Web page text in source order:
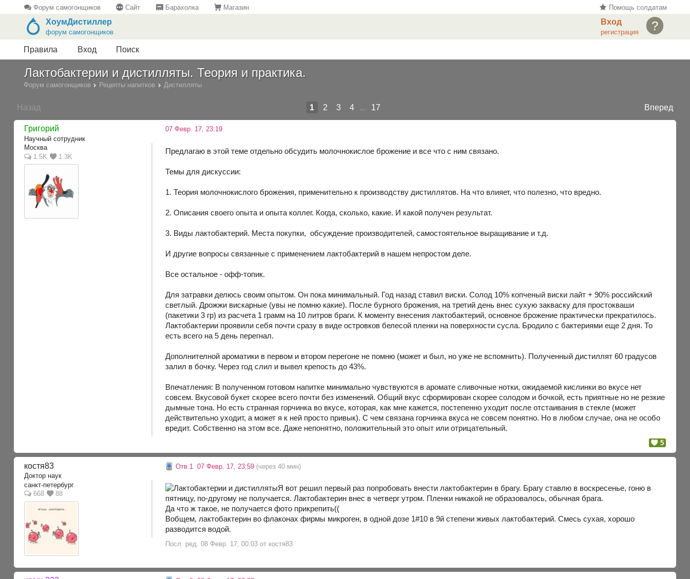
Форум самогонщиков Сайт Барахолка Магазин Помощь солдатам
?
Вход
регистрация
ХоумДистиллер
форум самогонщиков
Правила Вход Поиск
Лактобактерии и дистилляты. Теория и практика.
Форум самогонщиков Рецепты напитков Дистилляты
Назад Вперед
1 2 3 4 ... 17
Григорий
Научный сотрудник
Москва
1.5K
1.3K
07 Февр. 17, 23:19
Предлагаю в этой теме отдельно обсудить молочнокислое брожение и все что с ним связано.
Темы для дискуссии:
1. Теория молочнокислого брожения, применительно к производству дистиллятов. На что влияет, что полезно, что вредно.
2. Описания своего опыта и опыта коллег. Когда, сколько, какие. И какой получен результат.
3. Виды лактобактерий. Места покупки, обсуждение производителей, самостоятельное выращивание и т.д.
И другие вопросы связанные с применением лактобактерий в нашем непростом деле.
Все остальное - офф-топик.
Для затравки делюсь своим опытом. Он пока минимальный. Год назад ставил виски. Солод 10% копченый виски лайт + 90% российский
светлый. Дрожжи вискарные (увы не помню какие). После бурного брожения, на третий день внес сухую закваску для простокваши
(пакетики 3 гр) из расчета 1 грамм на 10 литров браги. К моменту внесения лактобактерий, основное брожение практически прекратилось.
Лактобактерии проявили себя почти сразу в виде островков белесой пленки на поверхности сусла. Бродило с бактериями еще 2 дня. То
есть всего на 5 день перегнал.
Дополнителной ароматики в первом и втором перегоне не помню (может и был, но уже не вспомнить). Полученный дистиллят 60 градусов
залил в бочку. Через год слил и вывел крепость до 43%.
Впечатления: В полученном готовом напитке минимально чувствуются в аромате сливочные нотки, ожидаемой кислинки во вкусе нет
совсем. Вкусовой букет скорее всего почти без изменений. Общий вкус сформирован скорее солодом и бочкой, есть приятные но не резкие
дымные тона. Но есть странная горчинка во вкусе, которая, как мне кажется, постепенно уходит после отстаивания в стекле (может
действительно уходит, а может я к ней просто привык). С чем связана горчинка вкуса не совсем понятно. Но в любом случае, она не особо
вредит. Собственно на этом все. Даже непонятно, положительный это опыт или отрицательный.
5
костя83
Доктор наук
санкт-петербург
668
88
Отв.1 07 Февр. 17, 23:59 (через 40 мин)
Я вот решил первый раз попробовать внести лактобактерин в брагу. Брагу ставлю в воскресенье, гоню в
пятницу, по-другому не получается. Лактобактерин внес в четверг утром. Пленки никакой не образовалось, обычная брага.
Да что ж такое, не получается фото прикрепить((
Вобщем, лактобактерин во флаконах фирмы микроген, в одной дозе 1#10 в 9й степени живых лактобактерий. Смесь сухая, хорошо
разводится водой.
Посл. ред. 08 Февр. 17, 00:03 от костя83